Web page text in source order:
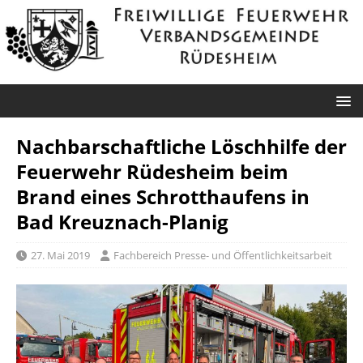
Nachbarschaftliche Löschhilfe der
Feuerwehr Rüdesheim beim
Brand eines Schrotthaufens in
Bad Kreuznach-Planig
27. Mai 2019 Fachbereich Presse- und Öffentlichkeitsarbeit
Roxheim: Unklare
Rauchentwicklung
Sprendlingen: Überörtliche Hilfe bei
Industriebrand in Sprendlingen